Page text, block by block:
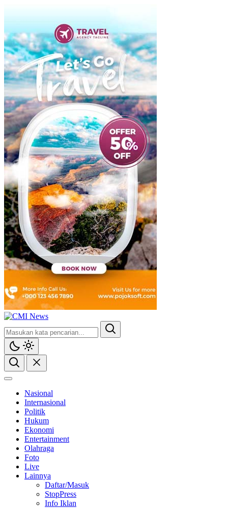
Nasional
Internasional
Politik
Hukum
Ekonomi
Entertainment
Olahraga
Foto
Live
Lainnya
Daftar/Masuk
StopPress
Info Iklan